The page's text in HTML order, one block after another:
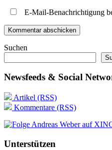
E-Mail-Benachrichtigung
Suchen
Newsfeeds & Social
Artikel (RSS)
Kommentare (RSS)
Unterstützen